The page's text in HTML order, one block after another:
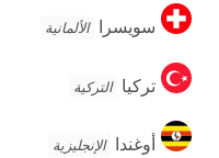
سويسرا
سويسرا الألمانية
تركيا
تركيا التركية
أوغندا
أوغندا الإنجليزية